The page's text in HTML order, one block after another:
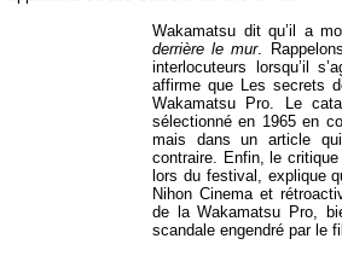
Wakamatsu dit qu’il a
derrière le mur.
interlocuteurs lorsqu’il
affirme que Les secrets
Wakamatsu Pro. Le
sélectionné en 1965 en
mais dans un article
contraire. Enfin, le
lors du festival, explique
Nihon Cinema et
de la Wakamatsu Pro,
scandale engendré par le